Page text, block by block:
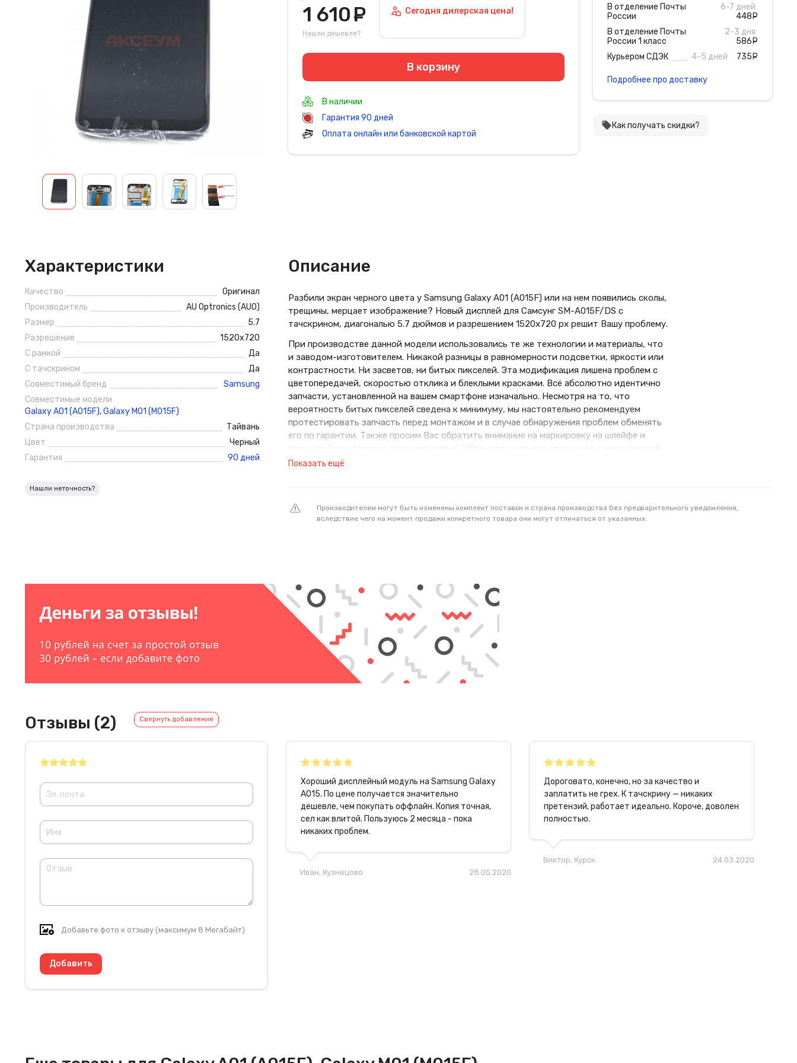
1 610 руб.
Нашли дешевле?
Сегодня дилерская цена!
В корзину
В наличии
Гарантия 90 дней
Оплата онлайн или банковской картой
В отделение Почты
России
6-7 дней
448
В отделение Почты
России 1 класс
2-3 дня
586
Курьером СДЭК
4-5 дней 735
Подробнее про доставку
local_offerКак получать скидки?
Характеристики
Качество
Оригинал
Производитель
AU Optronics (AUO)
Размер
5.7
Разрешение
1520x720
С рамкой
Да
С тачскрином
Да
Совместимый бренд
Samsung
Совместимые модели
Galaxy A01 (A015F),Galaxy M01 (M015F)
Страна производства
Тайвань
Цвет
Черный
Гарантия
90 дней
Нашли неточность?
Описание
Разбили экран черного цвета у Samsung Galaxy A01 (A015F) или на нем появились сколы,
трещины, мерцает изображение? Новый дисплей для Самсунг SM-A015F/DS с
тачскрином, диагональю 5.7 дюймов и разрешением 1520x720 px решит Вашу проблему.
При производстве данной модели использовались те же технологии и материалы, что
и заводом-изготовителем. Никакой разницы в равномерности подсветки, яркости или
контрастности. Ни засветов, ни битых пикселей. Эта модификация лишена проблем с
цветопередачей, скоростью отклика и блеклыми красками. Всё абсолютно идентично
запчасти, установленной на вашем смартфоне изначально. Несмотря на то, что
вероятность битых пикселей сведена к минимуму, мы настоятельно рекомендуем
протестировать запчасть перед монтажом и в случае обнаружения проблем обменять
его по гарантии. Также просим Вас обратить внимание на маркировку на шлейфе и
ревизию (если таковая предусмотрена). Убедитесь, что она совпадает с маркировкой
на вашем старом экране. Товар полностью подходит для указанной в характеристиках
Дисплей изготовлен компанией AU Optronics (AUO) - крупнейшим производителем
оптоэлектронного оборудования.
Показать ещё
Производителем могут быть изменены комплект поставки и страна производства без предварительного уведомления,
вследствие чего на момент продажи конкретного товара они могут отличаться от указанных.
Отзывы (2) Свернуть добавление
Добавьте фото к отзыву (максимум 8 Мегабайт)
Хороший дисплейный модуль на Samsung Galaxy
A015. По цене получается значительно
дешевле, чем покупать оффлайн. Копия точная,
сел как влитой. Пользуюсь 2 месяца - пока
никаких проблем.
Иван, Кузнецово 28.05.2020
Дороговато, конечно, но за качество и
заплатить не грех. К тачскрину — никаких
претензий, работает идеально. Короче, доволен
полностью.
Виктор, Курск 24.03.2020